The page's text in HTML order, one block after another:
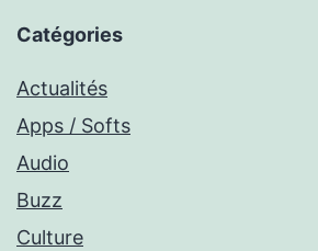
Catégories
Actualités
Apps / Softs
Audio
Buzz
Culture